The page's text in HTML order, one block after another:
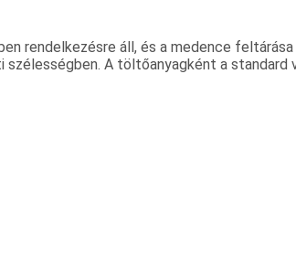
rendelkezésre áll, és a medence
A töltőanyagként a standard